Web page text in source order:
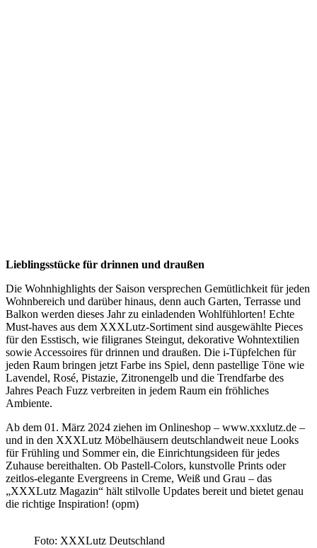
Lieblingsstücke für drinnen und draußen
Die Wohnhighlights der Saison versprechen Gemütlichkeit für jeden
Wohnbereich und darüber hinaus, denn auch Garten, Terrasse und
Balkon werden dieses Jahr zu einladenden Wohlfühlorten! Echte
Must-haves aus dem XXXLutz-Sortiment sind ausgewählte Pieces
für den Esstisch, wie filigranes Steingut, dekorative Wohntextilien
sowie Accessoires für drinnen und draußen. Die i-Tüpfelchen für
jeden Raum bringen jetzt Farbe ins Spiel, denn pastellige Töne wie
Lavendel, Rosé, Pistazie, Zitronengelb und die Trendfarbe des
Jahres Peach Fuzz verbreiten in jedem Raum ein fröhliches
Ambiente.
Ab dem 01. März 2024 ziehen im Onlineshop – www.xxxlutz.de –
und in den XXXLutz Möbelhäusern deutschlandweit neue Looks
für Frühling und Sommer ein, die Einrichtungsideen für jedes
Zuhause bereithalten. Ob Pastell-Colors, kunstvolle Prints oder
zeitlos-elegante Evergreens in Creme, Weiß und Grau – das
„XXXLutz Magazin“ hält stilvolle Updates bereit und bietet genau
die richtige Inspiration! (opm)
Foto: XXXLutz Deutschland